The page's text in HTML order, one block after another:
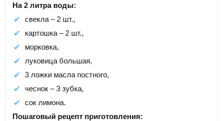
На 2 литра воды:
свекла – 2 шт.,
картошка – 2 шт.,
морковка,
луковица большая,
3 ложки масла постного,
чеснок – 3 зубка,
сок лимона.
Пошаговый рецепт приготовления: